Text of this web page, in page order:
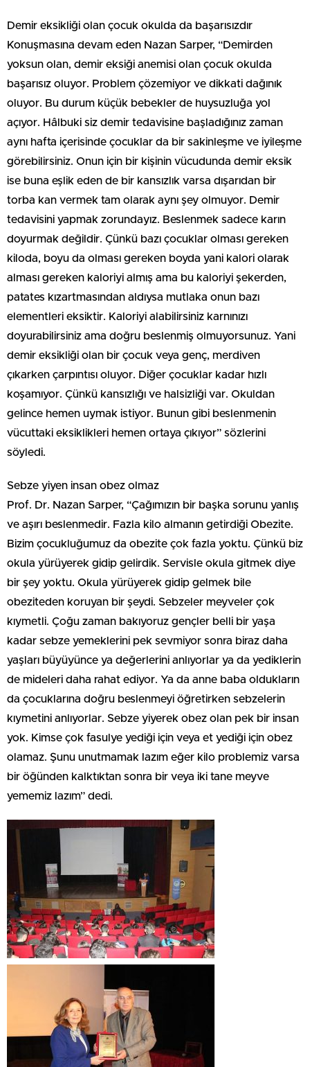
Demir eksikliği olan çocuk okulda da başarısızdır
Konuşmasına devam eden Nazan Sarper, “Demirden
yoksun olan, demir eksiği anemisi olan çocuk okulda
başarısız oluyor. Problem çözemiyor ve dikkati dağınık
oluyor. Bu durum küçük bebekler de huysuzluğa yol
açıyor. Hâlbuki siz demir tedavisine başladığınız zaman
aynı hafta içerisinde çocuklar da bir sakinleşme ve iyileşme
görebilirsiniz. Onun için bir kişinin vücudunda demir eksik
ise buna eşlik eden de bir kansızlık varsa dışarıdan bir
torba kan vermek tam olarak aynı şey olmuyor. Demir
tedavisini yapmak zorundayız. Beslenmek sadece karın
doyurmak değildir. Çünkü bazı çocuklar olması gereken
kiloda, boyu da olması gereken boyda yani kalori olarak
alması gereken kaloriyi almış ama bu kaloriyi şekerden,
patates kızartmasından aldıysa mutlaka onun bazı
elementleri eksiktir. Kaloriyi alabilirsiniz karnınızı
doyurabilirsiniz ama doğru beslenmiş olmuyorsunuz. Yani
demir eksikliği olan bir çocuk veya genç, merdiven
çıkarken çarpıntısı oluyor. Diğer çocuklar kadar hızlı
koşamıyor. Çünkü kansızlığı ve halsizliği var. Okuldan
gelince hemen uymak istiyor. Bunun gibi beslenmenin
vücuttaki eksiklikleri hemen ortaya çıkıyor” sözlerini
söyledi.
Sebze yiyen insan obez olmaz
Prof. Dr. Nazan Sarper, “Çağımızın bir başka sorunu yanlış
ve aşırı beslenmedir. Fazla kilo almanın getirdiği Obezite.
Bizim çocukluğumuz da obezite çok fazla yoktu. Çünkü biz
okula yürüyerek gidip gelirdik. Servisle okula gitmek diye
bir şey yoktu. Okula yürüyerek gidip gelmek bile
obeziteden koruyan bir şeydi. Sebzeler meyveler çok
kıymetli. Çoğu zaman bakıyoruz gençler belli bir yaşa
kadar sebze yemeklerini pek sevmiyor sonra biraz daha
yaşları büyüyünce ya değerlerini anlıyorlar ya da yediklerin
de mideleri daha rahat ediyor. Ya da anne baba oldukların
da çocuklarına doğru beslenmeyi öğretirken sebzelerin
kıymetini anlıyorlar. Sebze yiyerek obez olan pek bir insan
yok. Kimse çok fasulye yediği için veya et yediği için obez
olamaz. Şunu unutmamak lazım eğer kilo problemiz varsa
bir öğünden kalktıktan sonra bir veya iki tane meyve
yememiz lazım” dedi.